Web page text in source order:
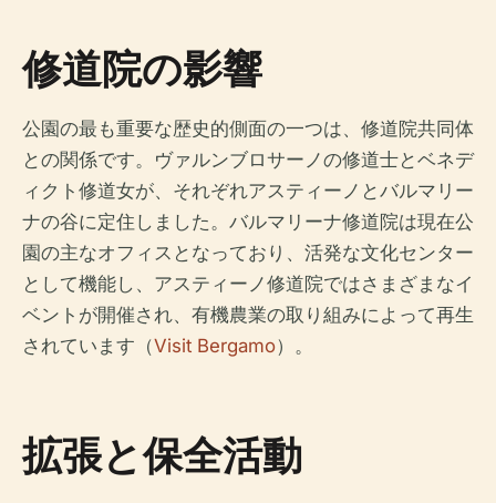
修道院の影響
公園の最も重要な歴史的側面の一つは、修道院共同体
との関係です。ヴァルンブロサーノの修道士とベネデ
ィクト修道女が、それぞれアスティーノとバルマリー
ナの谷に定住しました。バルマリーナ修道院は現在公
園の主なオフィスとなっており、活発な文化センター
として機能し、アスティーノ修道院ではさまざまなイ
ベントが開催され、有機農業の取り組みによって再生
されています（Visit Bergamo）。
拡張と保全活動